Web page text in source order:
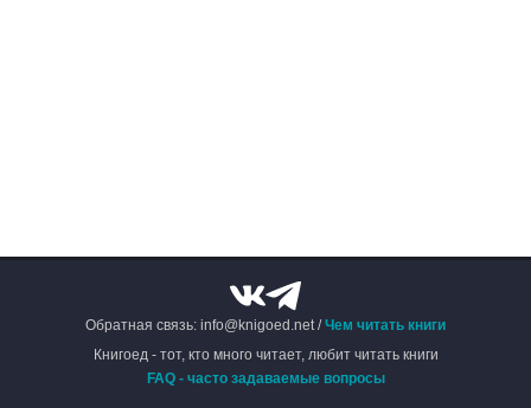
Обратная связь: info@knigoed.net /Чем читать книги
Книгоед - тот, кто много читает, любит читать книги
FAQ - часто задаваемые вопросы